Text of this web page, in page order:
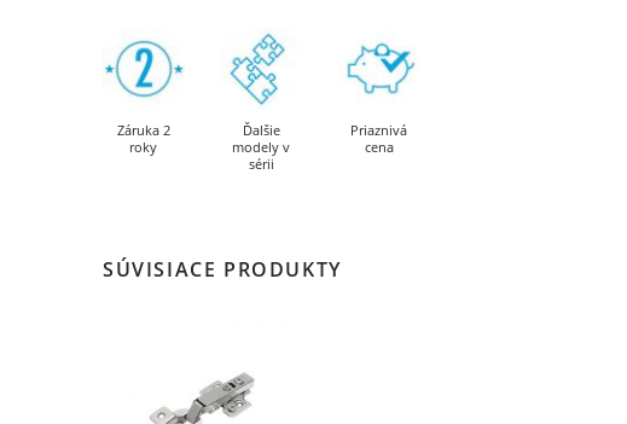
Záruka 2
roky
Ďalšie
modely v
sérii
Priaznivá
cena
SÚVISIACE PRODUKTY